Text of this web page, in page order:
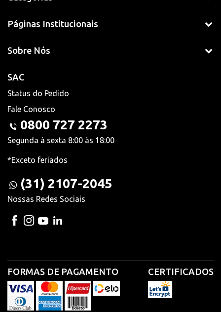
Páginas Institucionais
Sobre Nós
SAC
Status do Pedido
Fale Conosco
0800 727 2273
Segunda à sexta 8:00 às 18:00
*Exceto feriados
(31) 2107-2045
Nossas Redes Sociais
FORMAS DE PAGAMENTO CERTIFICADOS